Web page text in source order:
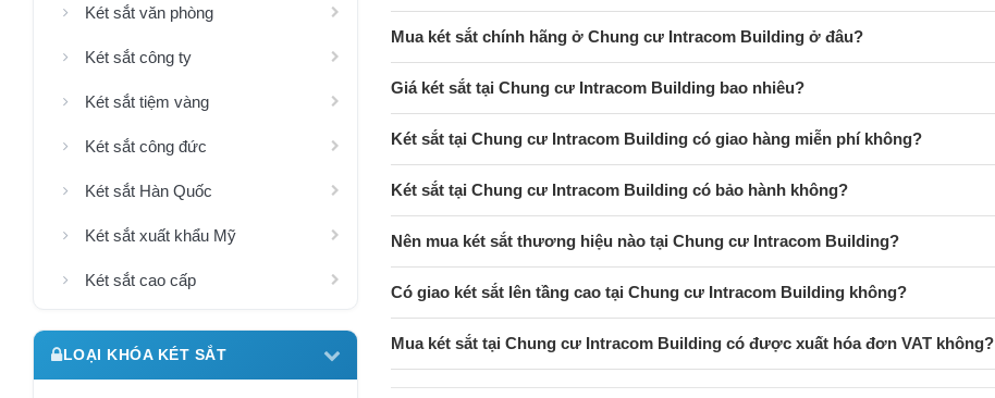
Két sắt văn phòng
Két sắt công ty
Két sắt tiệm vàng
Két sắt công đức
Két sắt Hàn Quốc
Két sắt xuất khẩu Mỹ
Két sắt cao cấp
LOẠI KHÓA KÉT SẮT
Mua két sắt chính hãng ở Chung cư Intracom Building ở đâu?
Giá két sắt tại Chung cư Intracom Building bao nhiêu?
Két sắt tại Chung cư Intracom Building có giao hàng miễn phí không?
Két sắt tại Chung cư Intracom Building có bảo hành không?
Nên mua két sắt thương hiệu nào tại Chung cư Intracom Building?
Có giao két sắt lên tầng cao tại Chung cư Intracom Building không?
Mua két sắt tại Chung cư Intracom Building có được xuất hóa đơn VAT không?